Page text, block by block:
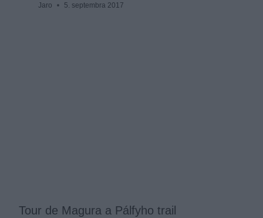
Jaro 5. septembra 2017
Tour de Magura a Pálfyho trail